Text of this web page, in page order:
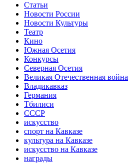
Статьи
Новости России
Новости Культуры
Театр
Кино
Южная Осетия
Конкурсы
Северная Осетия
Великая Отечественная война
Владикавказ
Германия
Тбилиси
СССР
искусство
спорт на Кавказе
культура на Кавказе
искусство на Кавказе
награды